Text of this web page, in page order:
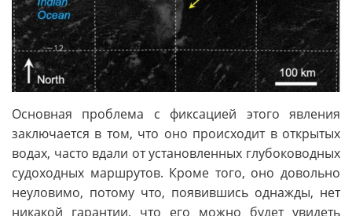
Основная проблема с фиксацией этого явления
заключается в том, что оно происходит в открытых
водах, часто вдали от установленных глубоководных
судоходных маршрутов. Кроме того, оно довольно
неуловимо, потому что, появившись однажды, нет
никакой гарантии, что его можно будет увидеть